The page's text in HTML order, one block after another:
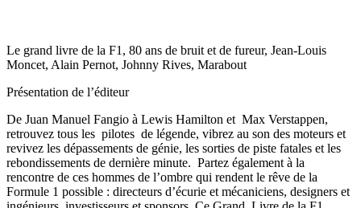
Le grand livre de la F1, 80 ans de bruit et de fureur, Jean-Louis
Moncet, Alain Pernot, Johnny Rives, Marabout
Présentation de l’éditeur
De Juan Manuel Fangio à Lewis Hamilton et Max Verstappen,
retrouvez tous les pilotes de légende, vibrez au son des moteurs et
revivez les dépassements de génie, les sorties de piste fatales et les
rebondissements de dernière minute. Partez également à la
rencontre de ces hommes de l’ombre qui rendent le rêve de la
Formule 1 possible : directeurs d’écurie et mécaniciens, designers et